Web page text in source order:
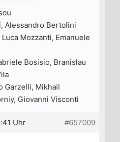
Alessandro Bertolini
Mozzanti, Emanuele
Bosisio, Branislau
Garzelli, Mikhail
Giovanni Visconti
Uhr #657009